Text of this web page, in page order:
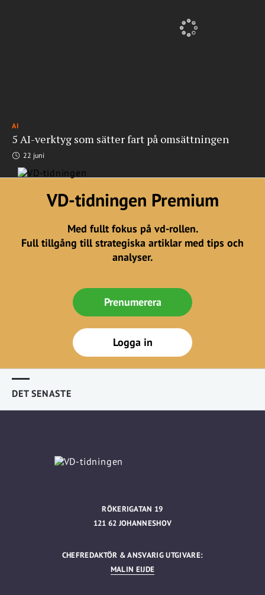
AI
5 AI-verktyg som sätter fart på omsättningen
22 juni
VD-tidningen Premium
Med fullt fokus på vd-rollen.
Full tillgång till strategiska artiklar med tips och
analyser.
Prenumerera
Logga in
DET SENASTE
RÖKERIGATAN 19
121 62 JOHANNESHOV
CHEFREDAKTÖR & ANSVARIG UTGIVARE:
MALIN EIJDE